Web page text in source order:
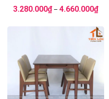
3.280.000₫ – 4.660.000₫giá:
đến